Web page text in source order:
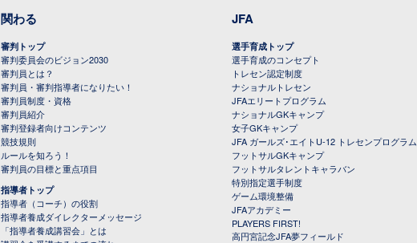
関わる
審判トップ
審判委員会のビジョン2030
審判員とは？
審判員・審判指導者になりたい！
審判員制度・資格
審判員紹介
審判登録者向けコンテンツ
競技規則
ルールを知ろう！
審判員の目標と重点項目
指導者トップ
指導者（コーチ）の役割
指導者養成ダイレクターメッセージ
「指導者養成講習会」とは
JFA
選手育成トップ
選手育成のコンセプト
トレセン認定制度
ナショナルトレセン
JFAエリートプログラム
ナショナルGKキャンプ
女子GKキャンプ
JFA ガールズ･エイトU-12 トレセンプログラム
フットサルGKキャンプ
フットサルタレントキャラバン
特別指定選手制度
ゲーム環境整備
JFAアカデミー
PLAYERS FIRST!
高円宮記念JFA夢フィールド